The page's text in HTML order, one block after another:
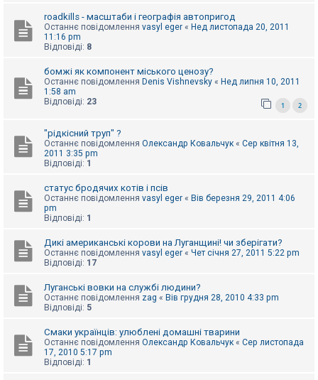
е
у
о
о
г
roadkills - масштаби і географія автопригод
Останнє повідомлення vasyl eger « Нед листопада 20, 2011
11:16 pm
Відповіді: 8
бомжі як компонент міського ценозу?
Останнє повідомлення Denis Vishnevsky « Нед липня 10, 2011
1:58 am
Відповіді: 23 1 2
"рідкісний труп" ?
Останнє повідомлення Олександр Ковальчук « Сер квітня 13,
2011 3:35 pm
Відповіді: 1
статус бродячих котів і псів
Останнє повідомлення vasyl eger « Вів березня 29, 2011 4:06
pm
Відповіді: 1
Дикі американські корови на Луганщині! чи зберігати?
Останнє повідомлення vasyl eger « Чет січня 27, 2011 5:22 pm
Відповіді: 17
Луганські вовки на службі людини?
Останнє повідомлення zag « Вів грудня 28, 2010 4:33 pm
Відповіді: 5
Смаки українців: улюблені домашні тварини
Останнє повідомлення Олександр Ковальчук « Сер листопада
17, 2010 5:17 pm
Відповіді: 1